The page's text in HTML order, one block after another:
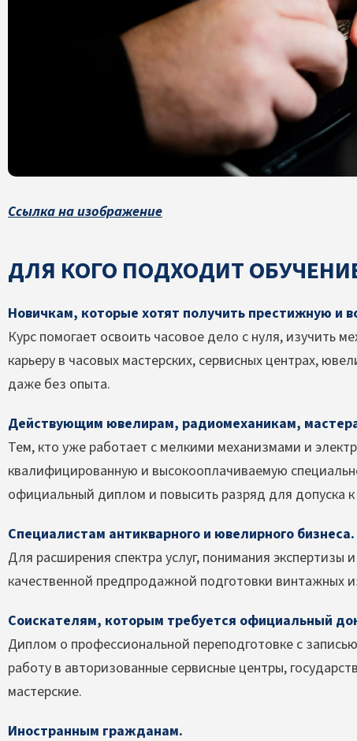
Ссылка на изображение
ДЛЯ КОГО ПОДХОДИТ
Новичкам, которые хотят получить престижную и
Курс помогает освоить часовое дело с нуля, изучить
карьеру в часовых мастерских, сервисных центрах,
даже без опыта.
Действующим ювелирам, радиомеханикам,
Тем, кто уже работает с мелкими механизмами и
квалифицированную и высокооплачиваемую
официальный диплом и повысить разряд для допуска
Специалистам антикварного и ювелирного бизнеса.
Для расширения спектра услуг, понимания экспертизы
качественной предпродажной подготовки винтажных
Соискателям, которым требуется официальный
Диплом о профессиональной переподготовке с
работу в авторизованные сервисные центры,
мастерские.
Иностранным гражданам.